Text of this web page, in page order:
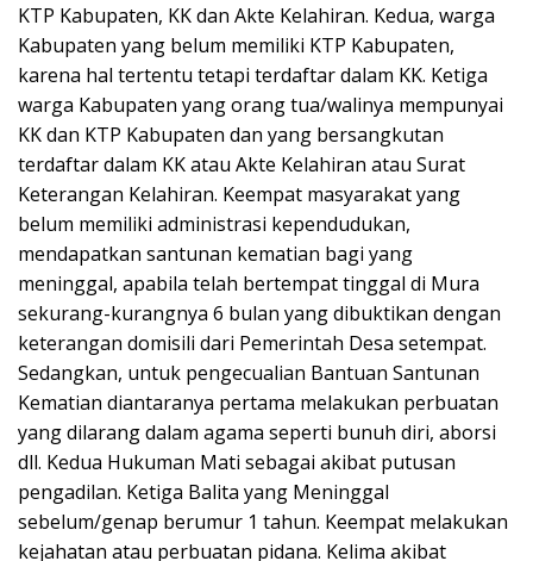
KTP Kabupaten, KK dan Akte Kelahiran. Kedua, warga
Kabupaten yang belum memiliki KTP Kabupaten,
karena hal tertentu tetapi terdaftar dalam KK. Ketiga
warga Kabupaten yang orang tua/walinya mempunyai
KK dan KTP Kabupaten dan yang bersangkutan
terdaftar dalam KK atau Akte Kelahiran atau Surat
Keterangan Kelahiran. Keempat masyarakat yang
belum memiliki administrasi kependudukan,
mendapatkan santunan kematian bagi yang
meninggal, apabila telah bertempat tinggal di Mura
sekurang-kurangnya 6 bulan yang dibuktikan dengan
keterangan domisili dari Pemerintah Desa setempat.
Sedangkan, untuk pengecualian Bantuan Santunan
Kematian diantaranya pertama melakukan perbuatan
yang dilarang dalam agama seperti bunuh diri, aborsi
dll. Kedua Hukuman Mati sebagai akibat putusan
pengadilan. Ketiga Balita yang Meninggal
sebelum/genap berumur 1 tahun. Keempat melakukan
kejahatan atau perbuatan pidana. Kelima akibat